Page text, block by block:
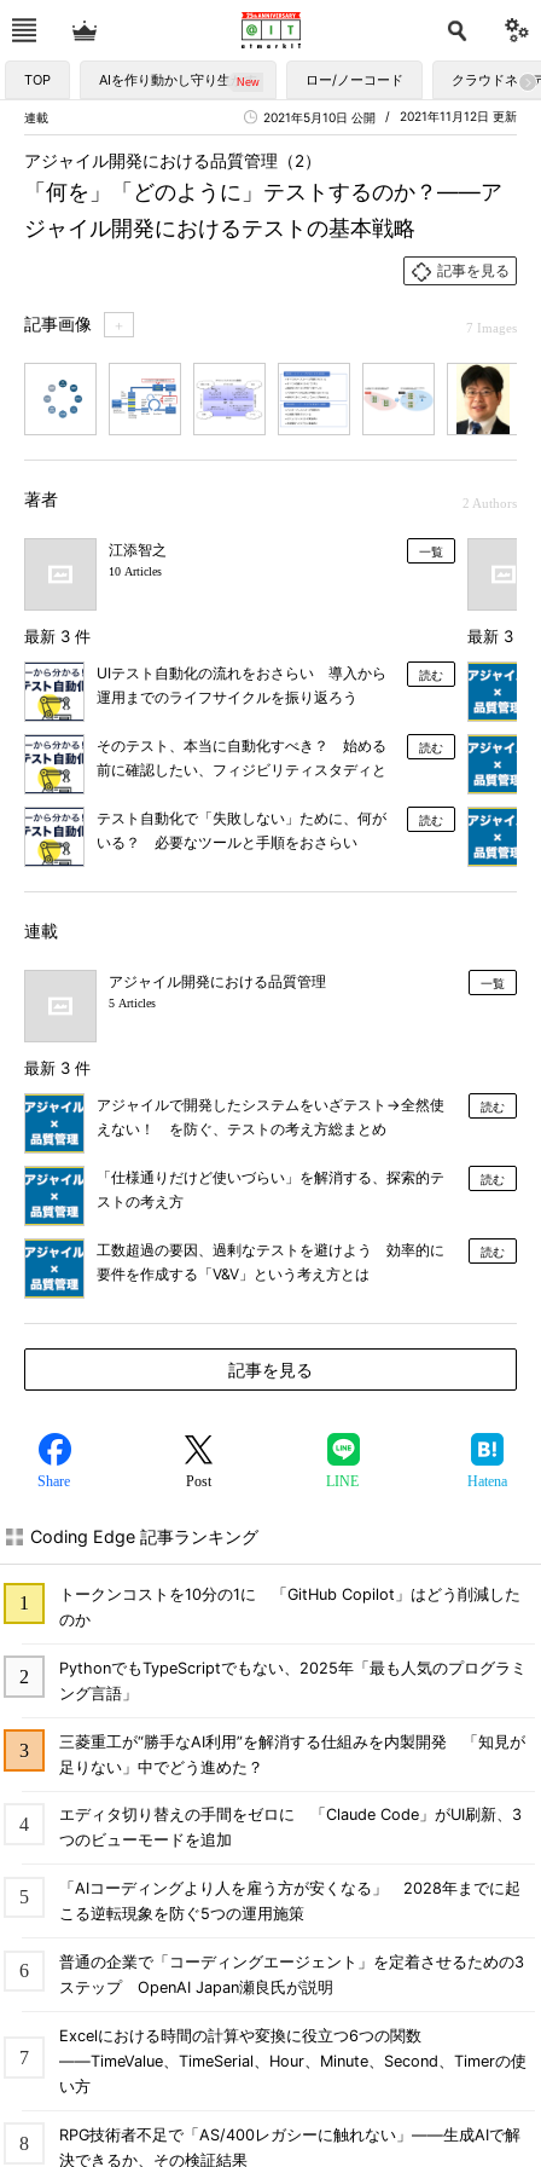
TOP AIを作り動かし守り生かす ロー/ノーコード クラウドネイ
連載 2021年11月12日 更新
2021年5月10日 公開
「何を」「どのように」テストするのか？――ア
ジャイル開発におけるテストの基本戦略
アジャイル開発における品質管理（2）
記事を見る
記事画像 ＋ 7 Images
著者 2 Authors
江添智之
10 Articles
一覧
最新 3 件
UIテスト自動化の流れをおさらい 導入から
運用までのライフサイクルを振り返ろう
読む
そのテスト、本当に自動化すべき？ 始める
前に確認したい、フィジビリティスタディと
読む
テスト自動化で「失敗しない」ために、何が
いる？ 必要なツールと手順をおさらい
読む
最新 3 件
連載
アジャイル開発における品質管理
5 Articles
一覧
最新 3 件
アジャイルで開発したシステムをいざテスト→全然使
えない！ を防ぐ、テストの考え方総まとめ
読む
「仕様通りだけど使いづらい」を解消する、探索的テ
ストの考え方
読む
工数超過の要因、過剰なテストを避けよう 効率的に
要件を作成する「V&V」という考え方とは
読む
記事を見る
Share Post LINE Hatena
Coding Edge 記事ランキング
トークンコストを10分の1に 「GitHub Copilot」はどう削減した
のか
PythonでもTypeScriptでもない、2025年「最も人気のプログラミ
ング言語」
三菱重工が“勝手なAI利用”を解消する仕組みを内製開発 「知見が
足りない」中でどう進めた？
エディタ切り替えの手間をゼロに 「Claude Code」がUI刷新、3
つのビューモードを追加
「AIコーディングより人を雇う方が安くなる」 2028年までに起
こる逆転現象を防ぐ5つの運用施策
普通の企業で「コーディングエージェント」を定着させるための3
ステップ OpenAI Japan瀬良氏が説明
Excelにおける時間の計算や変換に役立つ6つの関数
――TimeValue、TimeSerial、Hour、Minute、Second、Timerの使
い方
RPG技術者不足で「AS/400レガシーに触れない」――生成AIで解
決できるか、その検証結果